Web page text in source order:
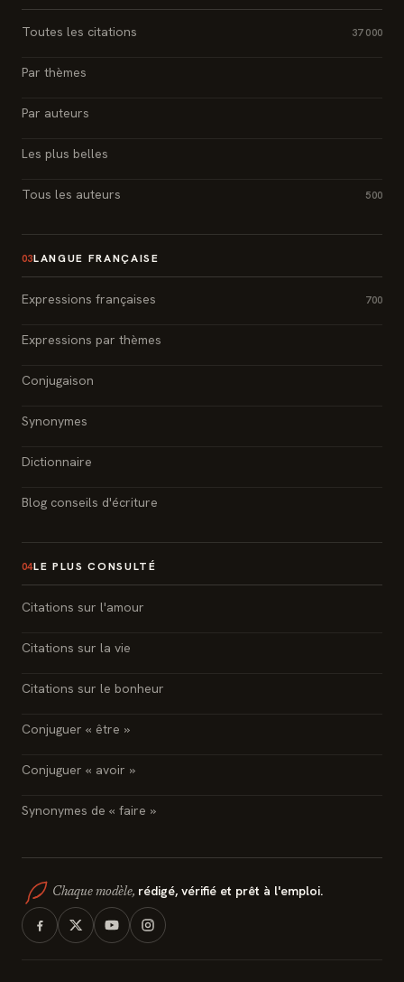
Toutes les citations 37 000
Par thèmes
Par auteurs
Les plus belles
Tous les auteurs 500
03LANGUE FRANÇAISE
Expressions françaises 700
Expressions par thèmes
Conjugaison
Synonymes
Dictionnaire
Blog conseils d'écriture
04LE PLUS CONSULTÉ
Citations sur l'amour
Citations sur la vie
Citations sur le bonheur
Conjuguer « être »
Conjuguer « avoir »
Synonymes de « faire »
Chaque modèle, rédigé, vérifié et prêt à l'emploi.